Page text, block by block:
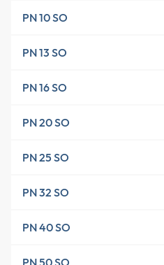
PN 10 SO
PN 13 SO
PN 16 SO
PN 20 SO
PN 25 SO
PN 32 SO
PN 40 SO
PN 50 SO